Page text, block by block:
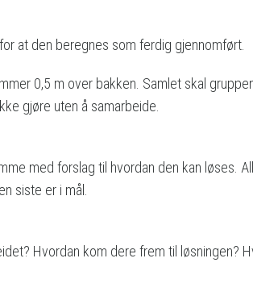
at den beregnes som ferdig gjennomført.
0,5 m over bakken. Samlet skal
gjøre uten å samarbeide.
med forslag til hvordan den kan løses.
siste er i mål.
Hvordan kom dere frem til løsningen?